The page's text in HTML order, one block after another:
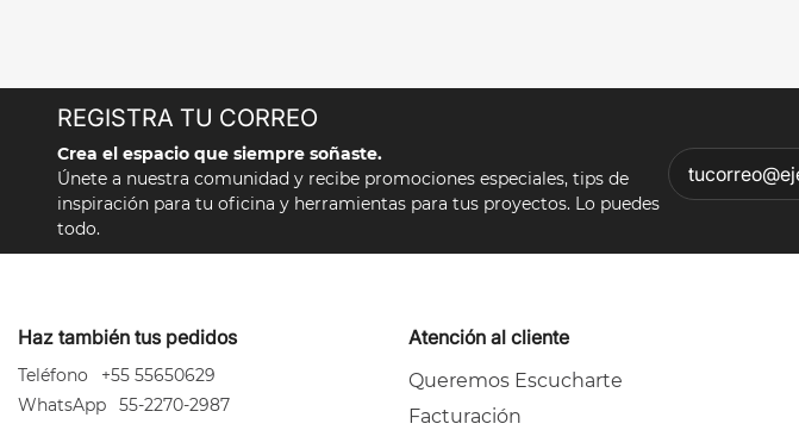
REGISTRA TU CORREO
Crea el espacio que siempre soñaste.
Únete a nuestra comunidad y recibe promociones especiales, tips de
inspiración para tu oficina y herramientas para tus proyectos. Lo puedes
todo.
Haz también tus pedidos
Teléfono
+55 55650629
WhatsApp
55-2270-2987
Atención al cliente
Queremos Escucharte
Facturación